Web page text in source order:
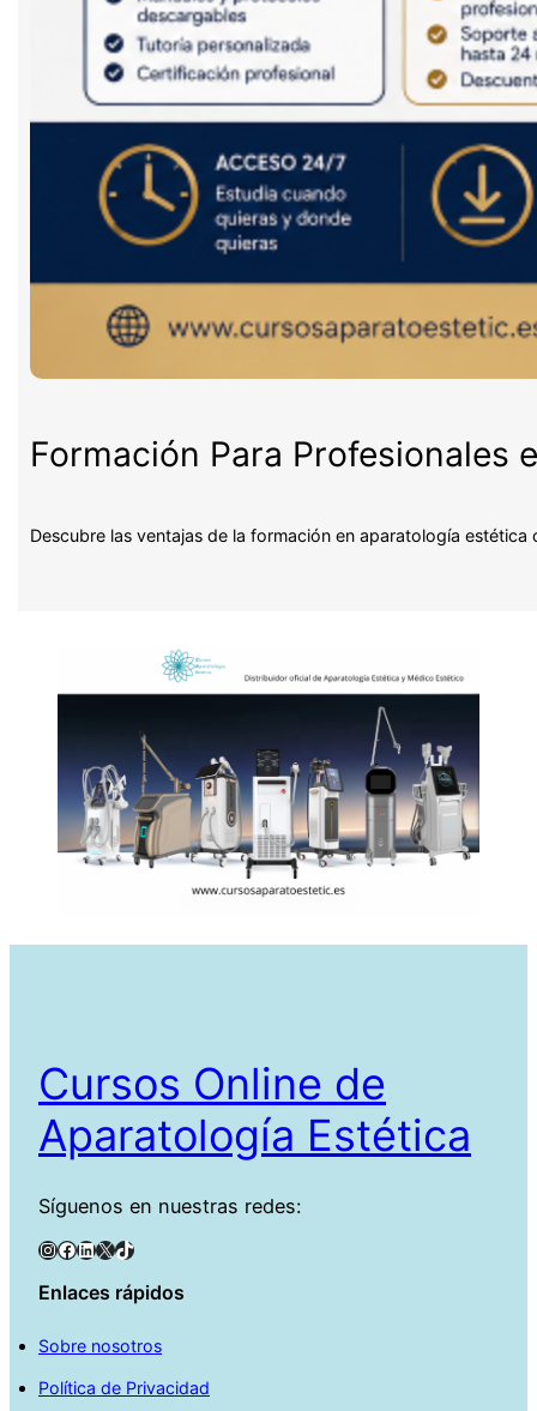
Formación Para Profesionales
Descubre las ventajas de la formación en aparatología estética
Cursos Online de
Aparatología Estética
Síguenos en nuestras redes:
InstagramFacebook LinkedIn X TikTok
Enlaces rápidos
Sobre nosotros
Política de Privacidad